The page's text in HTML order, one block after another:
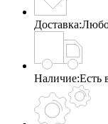
Доставка:
Наличие:Есть